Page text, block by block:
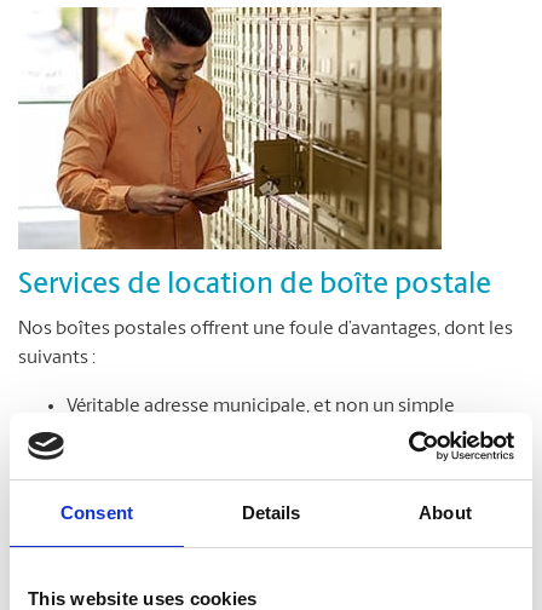
Consent Details About
This website uses cookies
Services de location de boîte postale
Nos boîtes postales offrent une foule d’avantages, dont les
suivants :
Véritable adresse municipale, et non un simple
Réception de colis livrés par toutes les entreprises de
Accès sécuritaire à votre boîte postale en tout temps,
jour et nuit*